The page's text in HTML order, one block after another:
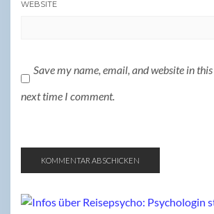
WEBSITE
Save my name, email, and website in
next time I comment.